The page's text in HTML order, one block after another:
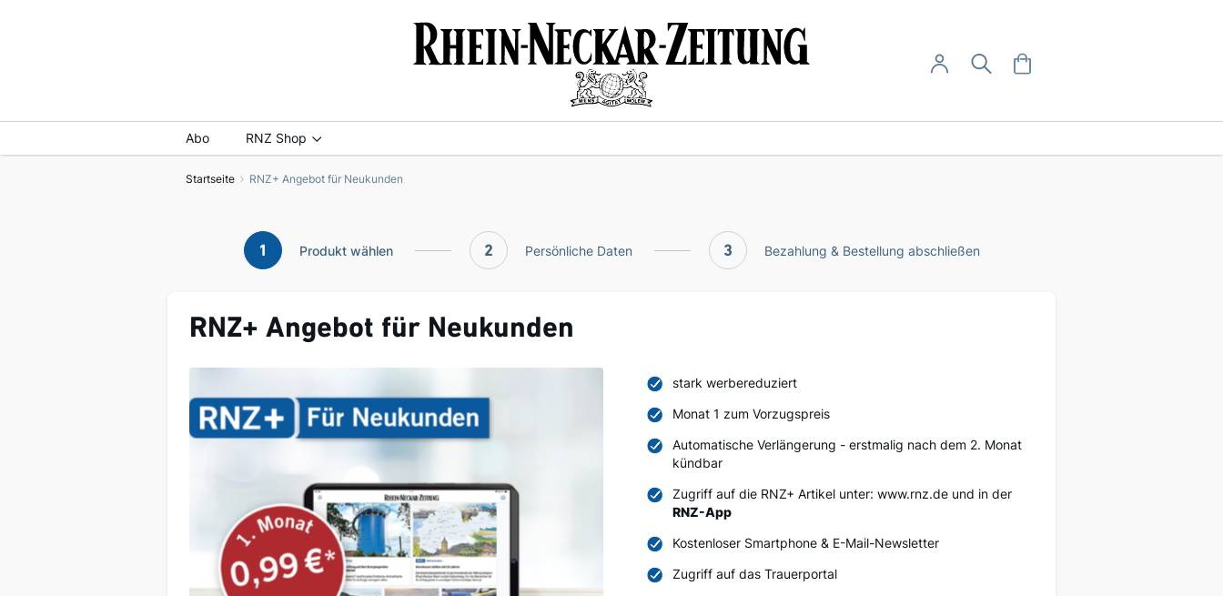
User-Menü
Anmelden
Abo RNZ Shop
Startseite RNZ+ Angebot für Neukunden
1 Produkt wählen 2 Persönliche Daten 3 Bezahlung & Bestellung abschließen
RNZ+ Angebot für Neukunden
stark werbereduziert
Monat 1 zum Vorzugspreis
Automatische Verlängerung - erstmalig nach dem 2. Monat
kündbar
Zugriff auf die RNZ+ Artikel unter: www.rnz.de und in der
RNZ-App
Kostenloser Smartphone & E-Mail-Newsletter
Zugriff auf das Trauerportal